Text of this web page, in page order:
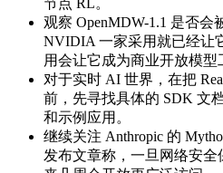
节点 RL。
观察 OpenMDW-1.1 是否会
NVIDIA 一家采用就已经让
用会让它成为商业开放模型
对于实时 AI 世界，在把
前，先寻找具体的 SDK 文
和示例应用。
继续关注 Anthropic 的
发布文章称，一旦网络安